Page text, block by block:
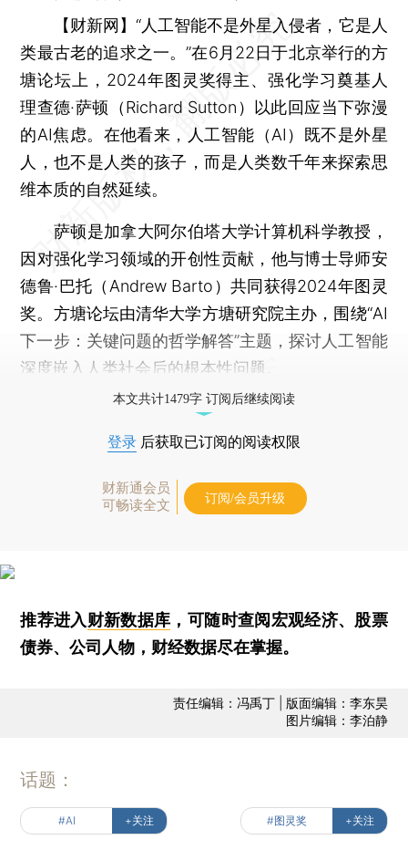
【财新网】 “人工智能不是外星入侵者，它是人
类最古老的追求之一。”在6月22日于北京举行的方
塘论坛上，2024年图灵奖得主、强化学习奠基人
理查德·萨顿（Richard Sutton）以此回应当下弥漫
的AI焦虑。在他看来，人工智能（AI）既不是外星
人，也不是人类的孩子，而是人类数千年来探索思
维本质的自然延续。
萨顿是加拿大阿尔伯塔大学计算机科学教授，
因对强化学习领域的开创性贡献，他与博士导师安
德鲁·巴托（Andrew Barto）共同获得2024年图灵
奖。方塘论坛由清华大学方塘研究院主办，围绕“AI
下⼀步：关键问题的哲学解答”主题，探讨人工智能
深度嵌入人类社会后的根本性问题。
本文共计1479字 订阅后继续阅读
登录 后获取已订阅的阅读权限
财新通会员
可畅读全文
订阅/会员升级
推荐进入财新数据库 ，可随时查阅宏观经济、股票
债券、公司人物，财经数据尽在掌握。
责任编辑：冯禹丁 | 版面编辑：李东昊
图片编辑：李泊静
话题：
#AI +关注 #图灵奖 +关注